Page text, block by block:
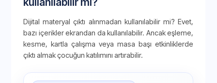
Dijital materyal çıktı alınmadan kullanılabilir mi? Evet,
bazı içerikler ekrandan da kullanılabilir. Ancak eşleme,
kesme, kartla çalışma veya masa başı etkinliklerde
çıktı almak çocuğun katılımını artırabilir.